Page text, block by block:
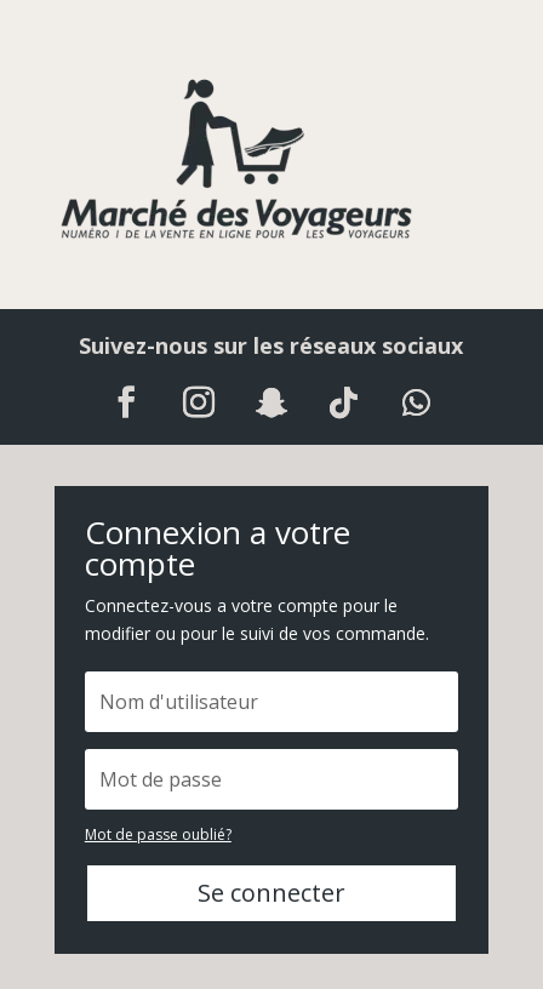
Suivez-nous sur les réseaux sociaux
Connexion a votre
compte
Connectez-vous a votre compte pour le
modifier ou pour le suivi de vos commande.
Mot de passe oublié?
Se connecter